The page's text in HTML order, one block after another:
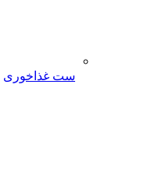
ست غذاخوری